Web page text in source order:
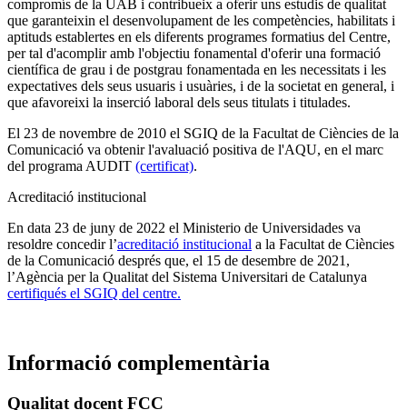
compromís de la UAB i contribueix a oferir uns estudis de qualitat
que garanteixin el desenvolupament de les competències, habilitats i
aptituds establertes en els diferents programes formatius del Centre,
per tal d'acomplir amb l'objectiu fonamental d'oferir una formació
científica de grau i de postgrau fonamentada en les necessitats i les
expectatives dels seus usuaris i usuàries, i de la societat en general, i
que afavoreixi la inserció laboral dels seus titulats i titulades.
El 23 de novembre de 2010 el SGIQ de la Facultat de Ciències de la
Comunicació va obtenir l'avaluació positiva de l'AQU, en el marc
del programa AUDIT (certificat).
Acreditació institucional
En data 23 de juny de 2022 el Ministerio de Universidades va
resoldre concedir l’acreditació institucional a la Facultat de Ciències
de la Comunicació després que, el 15 de desembre de 2021,
l’Agència per la Qualitat del Sistema Universitari de Catalunya
certifiqués el SGIQ del centre.
Informació complementària
Qualitat docent FCC